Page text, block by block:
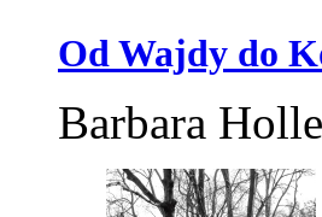
Od Wajdy do
Barbara